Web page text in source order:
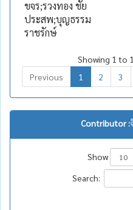
ขจร;รวงทอง ชัย
ประสพ;บุญธรรม
ราชรักษ์
Showing 1 to
Previous
1 2 3
Contributor :
Show
Search: